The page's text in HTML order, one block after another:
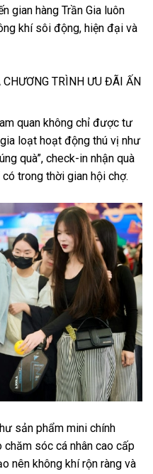
gian hàng Trần Gia luôn
khí sôi động, hiện đại và
TRÌNH ƯU ĐÃI ẤN
quan không chỉ được tư
loạt hoạt động thú vị như
quà”, check-in nhận quà
trong thời gian hội chợ.
sản phẩm mini chính
chăm sóc cá nhân cao cấp
nên không khí rộn ràng và